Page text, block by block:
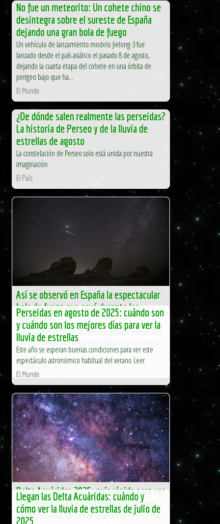
No fue un meteorito: Un cohete chino se
desintegra sobre el sureste de España
dejando una gran bola de fuego
Un vehículo de lanzamiento modelo Jielong-3 fue
lanzado desde el país asiático el pasado 8 de agosto,
dejando la cuarta etapa del cohete en una órbita de
perigeo bajo que ha...
El Mundo
¿De dónde salen realmente las perseidas?
La historia de Perseo y de la lluvia de
estrellas de agosto
La constelación de Perseo solo está unida por nuestra
imaginación
El País
Así se observó en España la espectacular
bola de fuego que cayó durante las
Perseidas
La lluvia de estrellas de las Perseidas produjo este viernes
una brillante bola de fuego originada por un cometa que
[…]
El Independiente
Perseidas en agosto de 2025: cuándo son
y cuándo son los mejores días para ver la
lluvia de estrellas
Este año se esperan buenas condiciones para ver este
espectáculo astronómico habitual del verano Leer
El Mundo
Delta Acuáridas 2025: guía rápida para ver
la primera lluvia de estrellas del verano
Las Delta Acuáridas son una de las lluvias de estrellas más
Llegan las Delta Acuáridas: cuándo y
cómo ver la lluvia de estrellas de julio de
2025